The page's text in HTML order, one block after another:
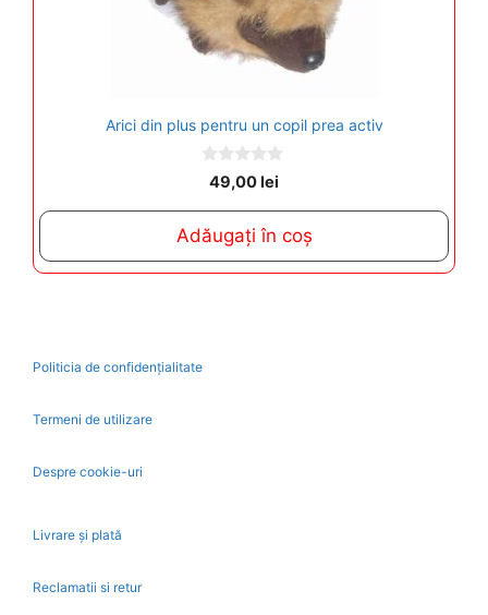
Arici din plus pentru un copil prea activ
o
o
5
49,00lei
Adăugați în coș
Politicia de confidențialitate
Termeni de utilizare
Despre cookie-uri
Livrare și plată
Reclamatii si retur